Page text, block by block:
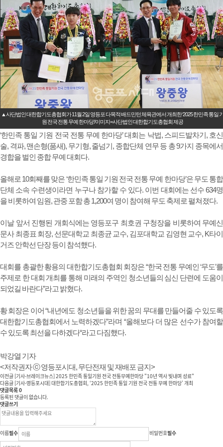
▲사단법인 대한합기도총협회가 11월 2일 영등포 다목적 배드민턴 체육관에서 개최한 ‘2025 한민족 통일
원 전국 전통 무예 한마당’/이미지=사단법인 대한합기도총협회 제공
‘한민족 통일 기원 전국 전통 무예 한마당’ 대회는 낙법, 스피드발차기, 호신
술, 격파, 맨손형(품새), 무기형, 줄넘기, 종합단체 연무 등 총 9가지 종목에서
경합을 벌인 종합 무예 대회다.
올해로 10회째를 맞은 ‘한민족 통일 기원 전국 전통 무예 한마당’은 무도 통합
단체 소속 수련생이라면 누구나 참가할 수 있다. 이번 대회에는 선수 634명
을 비롯하여 임원, 관중 포함 총 1,200여 명이 참여해 무도 축제로 펼쳐졌다.
이날 앞서 진행된 개회식에는 영등포구 최호권 구청장을 비롯하여 무예신
문사 최종표 회장, 선문대학교 최종균 교수, 김포대학교 김영현 교수, K타이
거즈 안학선 단장 등이 참석했다.
대회를 총괄한 황용의 대한합기도총협회 회장은 “한국 전통 무예인 ‘무도’를
주제로 한 대회 개최를 통해 미래의 주역인 청소년들의 심신 단련에 도움이
되었길 바란다”라고 밝혔다.
황 회장은 이어 “내년에도 청소년들을 위한 꿈의 무대를 만들어줄 수 있도록
대한합기도총협회에서 노력하겠다”라며 “올해보다 더 많은 선수가 참여할
수 있도록 최선을 다하겠다“라고 다짐했다.
박강열 기자
<저작권자 ⓒ 영등포시대, 무단전재 및 재배포 금지>
이전글 [기사-브레이크뉴스] 2025 한민족 통일기원 전국 전통무예한마당 "10년 역사 빛내며 성료"
다음글 [기사-영등포시대] 대한합기도총협회, ‘2025 한민족 통일 기원 전국 전통 무예 한마당’ 개최
댓글목록0
등록된 댓글이 없습니다.
댓글쓰기
이름필수 비밀번호필수